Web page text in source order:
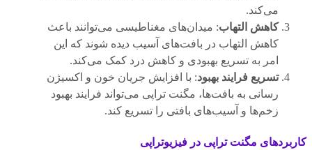
می‌کند.
کاهش التهاب: میدان‌های مغناطیسی می‌توانند باعث
کاهش التهاب در بافت‌های آسیب دیده شوند که این
امر به تسریع بهبودی و کاهش درد کمک می‌کند.
تسریع فرایند بهبود: با افزایش جریان خون و اکسیژن
رسانی به بافت‌ها، مگنت تراپی می‌تواند فرایند بهبود
زخم‌ها و آسیب‌های بافتی را تسریع کند.
کاربردهای مگنت تراپی در فیزیوتراپی